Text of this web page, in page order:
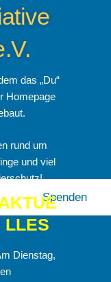
Spenden
LLES
Dienstag,
das „Du“
Homepage
rund um
und viel